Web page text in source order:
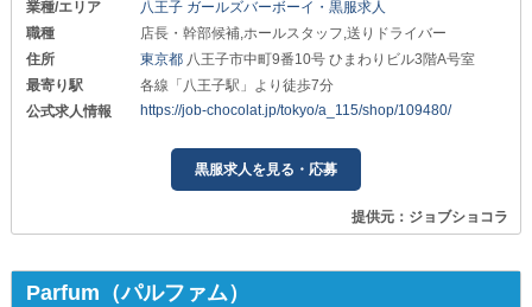
業種/エリア
八王子 ガールズバーボーイ・黒服求人
職種
店長・幹部候補,ホールスタッフ,送りドライバー
住所
東京都 八王子市中町9番10号 ひまわりビル3階A号室
最寄り駅
各線「八王子駅」より徒歩7分
公式求人情報
https://job-chocolat.jp/tokyo/a_115/shop/109480/
黒服求人を見る・応募
提供元：ジョブショコラ
Parfum（パルファム）